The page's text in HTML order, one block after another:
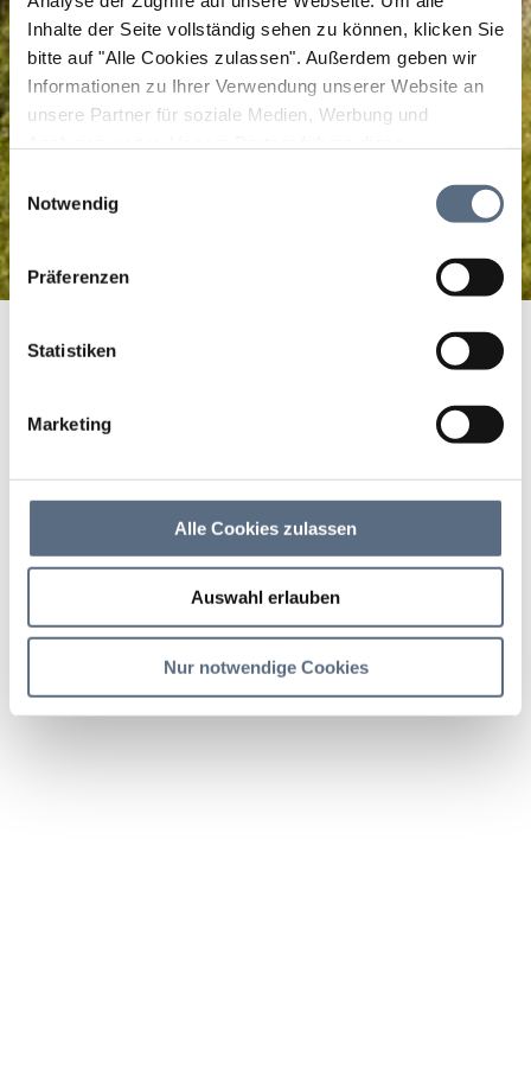
Inhalte der Seite vollständig sehen zu können, klicken Sie
bitte auf "Alle Cookies zulassen". Außerdem geben wir
Informationen zu Ihrer Verwendung unserer Website an
unsere Partner für soziale Medien, Werbung und
zusammen, die Sie ihnen bereitgestellt haben oder die
sie im Rahmen Ihrer Nutzung der Dienste gesammelt
Notwendig
Präferenzen
Statistiken
Marketing
Alle Cookies zulassen
Auswahl erlauben
Nur notwendige Cookies
Winterwanderung, Winter
Dauer
1:40 h
Strecke
3.79 km
Aufstieg
492 hm